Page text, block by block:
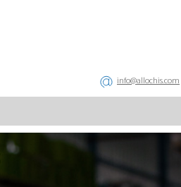
info@allochis.com